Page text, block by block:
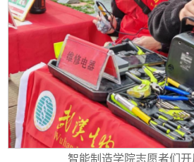
智能制造学院志愿者们